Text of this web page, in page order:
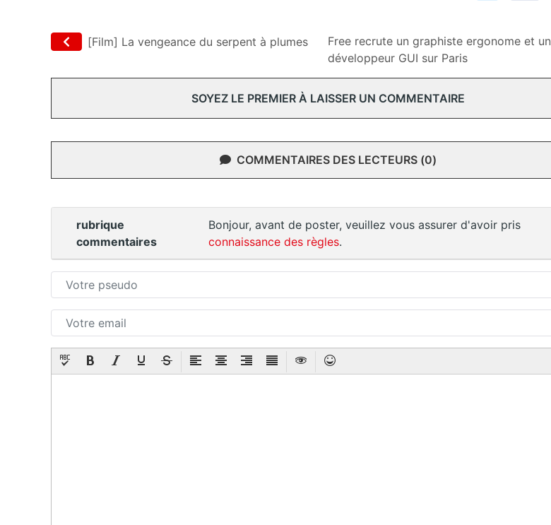
[Film] La vengeance du serpent à plumes
Free recrute un graphiste ergonome et un
développeur GUI sur Paris
SOYEZ LE PREMIER À LAISSER UN COMMENTAIRE
COMMENTAIRES DES LECTEURS (0)
rubrique
commentaires
Bonjour, avant de poster, veuillez vous assurer d'avoir pris
connaissance des règles.